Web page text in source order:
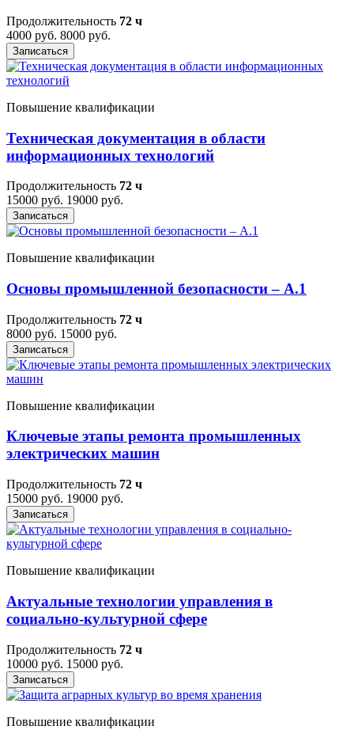
Продолжительность 72 ч
4000 руб. 8000 руб.
Записаться
Повышение квалификации
Техническая документация в области
информационных технологий
Продолжительность 72 ч
15000 руб. 19000 руб.
Записаться
Повышение квалификации
Основы промышленной безопасности – A.1
Продолжительность 72 ч
8000 руб. 15000 руб.
Записаться
Повышение квалификации
Ключевые этапы ремонта промышленных
электрических машин
Продолжительность 72 ч
15000 руб. 19000 руб.
Записаться
Повышение квалификации
Актуальные технологии управления в
социально-культурной сфере
Продолжительность 72 ч
10000 руб. 15000 руб.
Записаться
Повышение квалификации